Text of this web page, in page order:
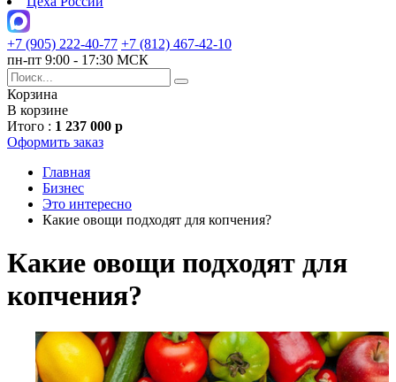
+7 (905) 222-40-77 +7 (812) 467-42-10
пн-пт 9:00 - 17:30 МСК
Корзина
В корзине
Итого : 1 237 000 р
Оформить заказ
Главная
Бизнес
Это интересно
Какие овощи подходят для копчения?
Какие овощи подходят для
копчения?